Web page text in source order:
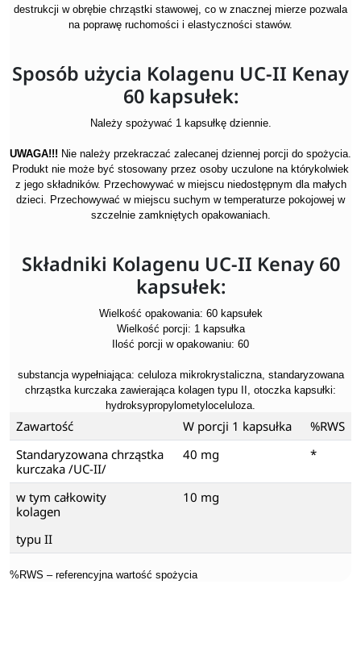
destrukcji w obrębie chrząstki stawowej, co w znacznej mierze pozwala
na poprawę ruchomości i elastyczności stawów.
Sposób użycia Kolagenu UC-II Kenay
60 kapsułek:
Należy spożywać 1 kapsułkę dziennie.
UWAGA!!! Nie należy przekraczać zalecanej dziennej porcji do spożycia.
Produkt nie może być stosowany przez osoby uczulone na którykolwiek
z jego składników. Przechowywać w miejscu niedostępnym dla małych
dzieci. Przechowywać w miejscu suchym w temperaturze pokojowej w
szczelnie zamkniętych opakowaniach.
Składniki Kolagenu UC-II Kenay 60
kapsułek:
Wielkość opakowania: 60 kapsułek
Wielkość porcji: 1 kapsułka
Ilość porcji w opakowaniu: 60
substancja wypełniająca: celuloza mikrokrystaliczna, standaryzowana
chrząstka kurczaka zawierająca kolagen typu II, otoczka kapsułki:
hydroksypropylometyloceluloza.
Zawartość W porcji 1 kapsułka
%RWS
Standaryzowana chrząstka
kurczaka /UC-II/
40 mg *
w tym całkowity
kolagen
typu II
10 mg
%RWS – referencyjna wartość spożycia